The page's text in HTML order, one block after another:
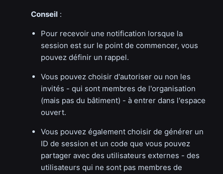
Conseil :
Pour recevoir une notification lorsque la
session est sur le point de commencer, vous
pouvez définir un rappel.
Vous pouvez choisir d'autoriser ou non les
invités - qui sont membres de l'organisation
(mais pas du bâtiment) - à entrer dans l'espace
ouvert.
Vous pouvez également choisir de générer un
ID de session et un code que vous pouvez
partager avec des utilisateurs externes - des
utilisateurs qui ne sont pas membres de